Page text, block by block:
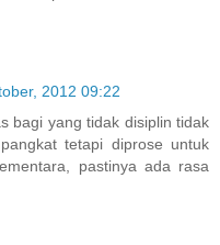
2012 09:22
bagi yang tidak disiplin tidak
tetapi diprose untuk
pastinya ada rasa